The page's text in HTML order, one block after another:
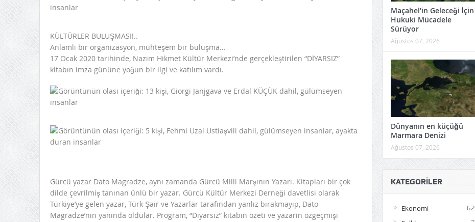
KÜLTÜRLER BULUŞMASI!..
Anlamlı bir organizasyon, muhteşem bir buluşma…
17 Ocak 2020 tarihinde, Nazım Hikmet Kültür Merkezi’nde gerçekleştirilen “DİYARSIZ”
kitabın imza gününe yoğun bir ilgi ve katılım vardı.
Gürcü yazar Dato Magradze, aynı zamanda Gürcü Milli Marşının Yazarı. Kitapları bir çok
dilde çevrilmiş tanınan ünlü bir yazar. Gürcü Kültür Merkezi Derneği davetlisi olarak
Türkiye’ye gelen yazar, Türk Şair ve Yazarlar tarafından yanlız bırakmayıp, Dato
Magradze’nin yanında oldular. Program, “Diyarsız” kitabın özeti ve yazarın özgeçmişi
Maçahel’in Geleceği İçin
Hukuki Mücadele
Sürüyor
Ağustos 07, 2026
Dünyanın en küçüğü
Marmara Denizi
Ağustos 07, 2026
KATEGORILER
Ekonomi 62